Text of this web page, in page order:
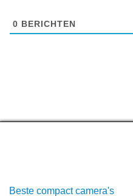
0 BERICHTEN
Beste compact camera's